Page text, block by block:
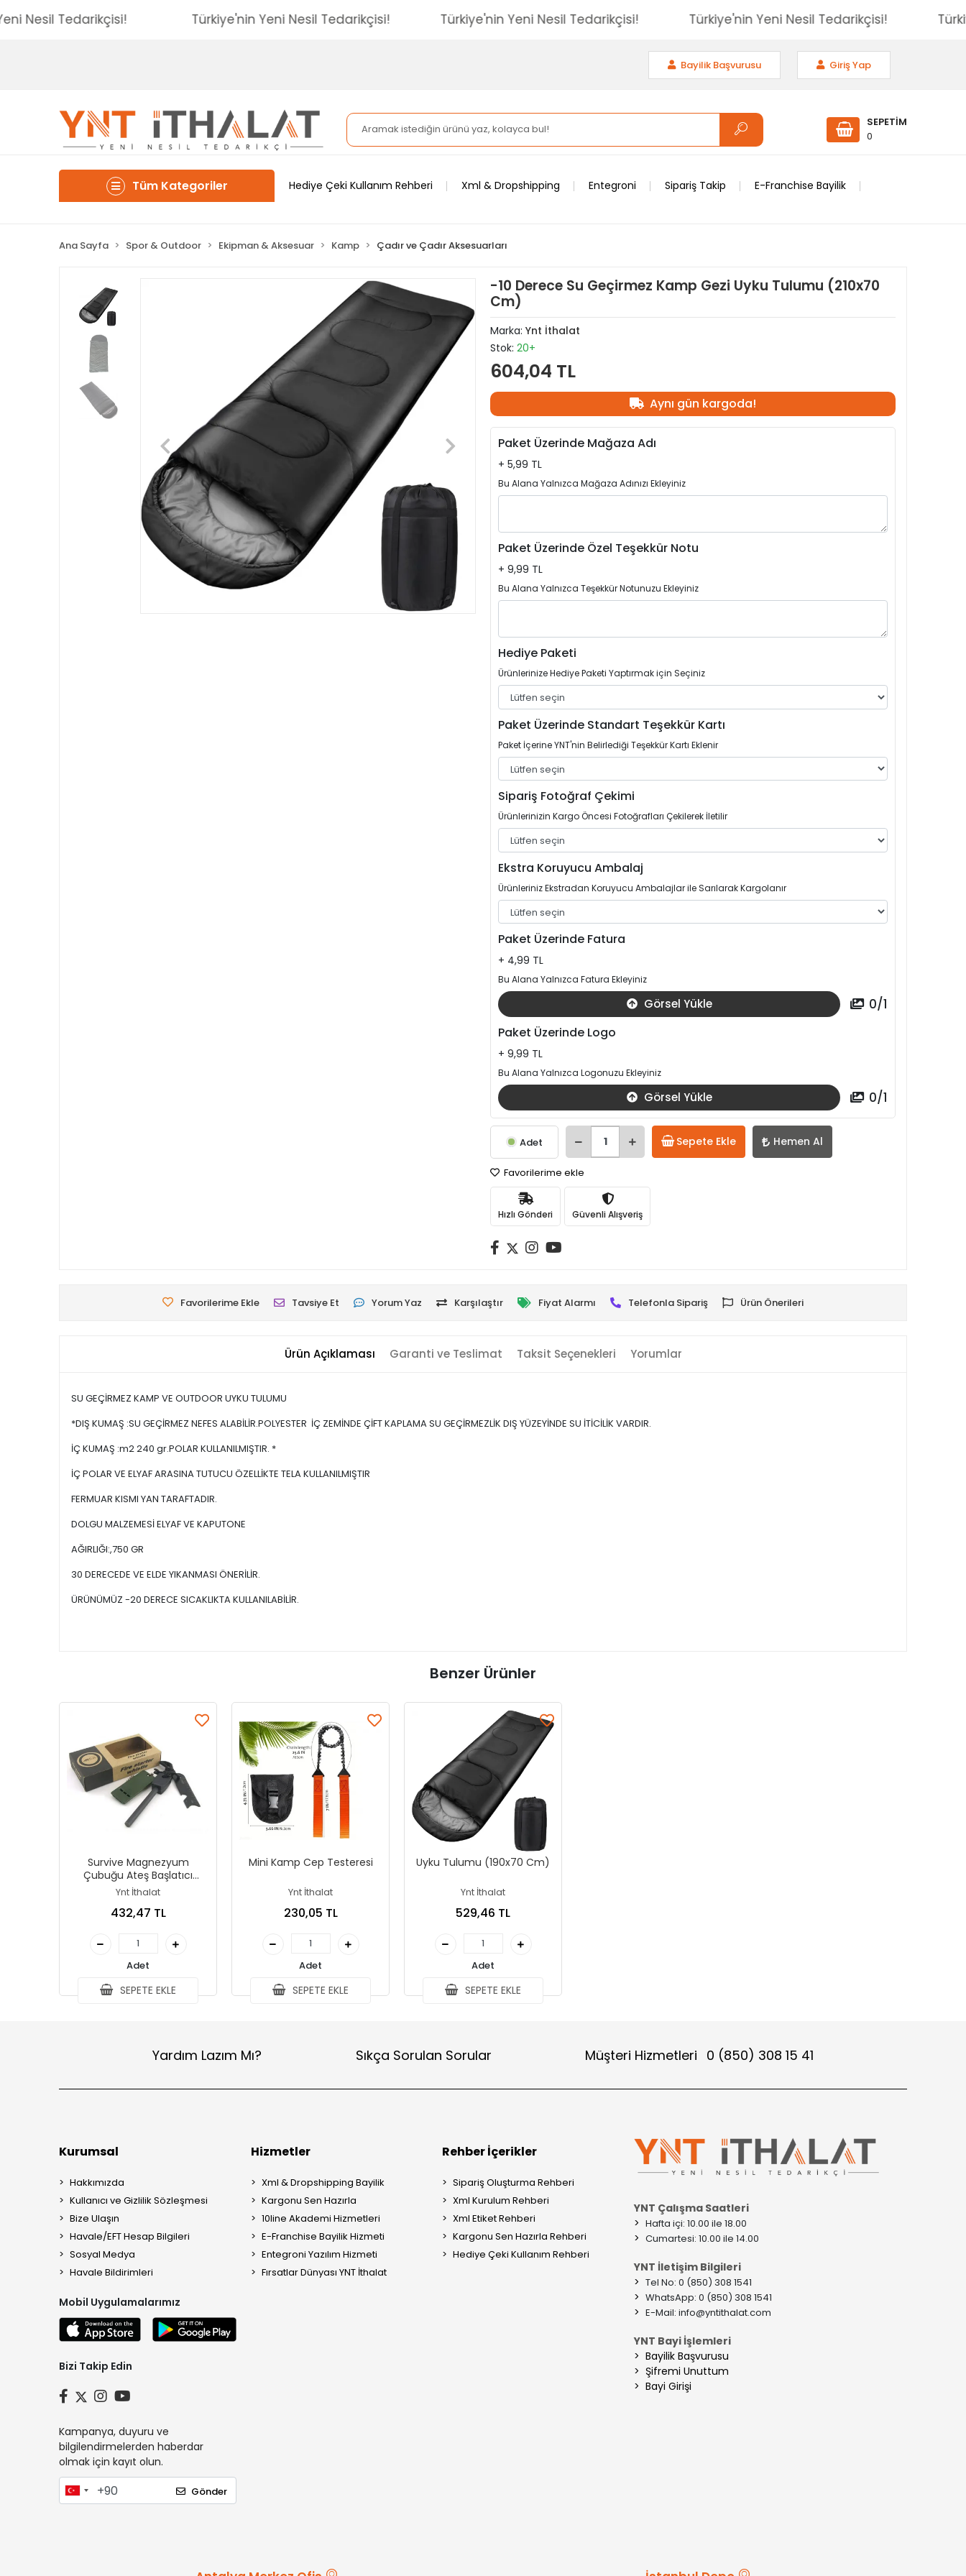
Yeni Nesil Tedarikçisi! Türkiye'nin Yeni Nesil Tedarikçisi! Türkiye'nin Yeni Nesil Tedarikçisi! Türkiye'nin Yeni Nesil Tedarikçisi!
Giriş Yap
Bayilik Başvurusu
SEPETİM
0
Tüm Kategoriler Hediye Çeki Kullanım Rehberi Xml & Dropshipping Entegroni Sipariş Takip E-Franchise Bayilik
Ana Sayfa Spor & Outdoor Ekipman & Aksesuar Kamp Çadır ve Çadır Aksesuarları
-10 Derece Su Geçirmez Kamp Gezi Uyku Tulumu (210x70
Cm)
Marka: Ynt İthalat
Stok: 20+
604,04 TL
Aynı gün kargoda!
Paket Üzerinde Mağaza Adı
+ 5,99 TL
Bu Alana Yalnızca Mağaza Adınızı Ekleyiniz
Paket Üzerinde Özel Teşekkür Notu
+ 9,99 TL
Bu Alana Yalnızca Teşekkür Notunuzu Ekleyiniz
Hediye Paketi
Ürünlerinize Hediye Paketi Yaptırmak için Seçiniz
Paket Üzerinde Standart Teşekkür Kartı
Paket İçerine YNT'nin Belirlediği Teşekkür Kartı Eklenir
Sipariş Fotoğraf Çekimi
Ürünlerinizin Kargo Öncesi Fotoğrafları Çekilerek İletilir
Ekstra Koruyucu Ambalaj
Ürünleriniz Ekstradan Koruyucu Ambalajlar ile Sarılarak Kargolanır
Paket Üzerinde Fatura
+ 4,99 TL
Bu Alana Yalnızca Fatura Ekleyiniz
Görsel Yükle 0/1
Paket Üzerinde Logo
+ 9,99 TL
Bu Alana Yalnızca Logonuzu Ekleyiniz
Görsel Yükle 0/1
Adet Sepete Ekle Hemen Al
Favorilerime ekle
Hızlı Gönderi Güvenli Alışveriş
Favorilerime Ekle Tavsiye Et Yorum Yaz Karşılaştır Fiyat Alarmı Telefonla Sipariş Ürün Önerileri
Ürün Açıklaması Garanti ve Teslimat Taksit Seçenekleri Yorumlar
SU GEÇİRMEZ KAMP VE OUTDOOR UYKU TULUMU
*DIŞ KUMAŞ :SU GEÇİRMEZ NEFES ALABİLİR.POLYESTER İÇ ZEMİNDE ÇİFT KAPLAMA SU GEÇİRMEZLİK DIŞ YÜZEYİNDE SU İTİCİLİK VARDIR.
İÇ KUMAŞ :m2 240 gr.POLAR KULLANILMIŞTIR. *
İÇ POLAR VE ELYAF ARASINA TUTUCU ÖZELLİKTE TELA KULLANILMIŞTIR
FERMUAR KISMI YAN TARAFTADIR.
DOLGU MALZEMESİ ELYAF VE KAPUTONE
AĞIRLIĞI:,750 GR
30 DERECEDE VE ELDE YIKANMASI ÖNERİLİR.
ÜRÜNÜMÜZ -20 DERECE SICAKLIKTA KULLANILABİLİR.
Benzer Ürünler
Survive Magnezyum
Çubuğu Ateş Başlatıcı
Çakmak Taşı
Ynt İthalat
432,47 TL
Adet
SEPETE EKLE
Mini Kamp Cep Testeresi
Ynt İthalat
230,05 TL
Adet
SEPETE EKLE
Uyku Tulumu (190x70 Cm)
Ynt İthalat
529,46 TL
Adet
SEPETE EKLE
Yardım Lazım Mı? Sıkça Sorulan Sorular Müşteri Hizmetleri 0 (850) 308 15 41
Kurumsal
Hakkımızda
Kullanıcı ve Gizlilik Sözleşmesi
Bize Ulaşın
Havale/EFT Hesap Bilgileri
Sosyal Medya
Havale Bildirimleri
Mobil Uygulamalarımız
Bizi Takip Edin
Kampanya, duyuru ve
bilgilendirmelerden haberdar
olmak için kayıt olun.
Gönder
Hizmetler
Xml & Dropshipping Bayilik
Kargonu Sen Hazırla
10line Akademi Hizmetleri
E-Franchise Bayilik Hizmeti
Entegroni Yazılım Hizmeti
Fırsatlar Dünyası YNT İthalat
Rehber İçerikler
Sipariş Oluşturma Rehberi
Xml Kurulum Rehberi
Xml Etiket Rehberi
Kargonu Sen Hazırla Rehberi
Hediye Çeki Kullanım Rehberi
YNT Çalışma Saatleri
> Hafta içi: 10.00 ile 18.00
> Cumartesi: 10.00 ile 14.00
YNT İletişim Bilgileri
> Tel No: 0 (850) 308 1541
> WhatsApp: 0 (850) 308 1541
> E-Mail: info@yntithalat.com
YNT Bayi İşlemleri
> Bayilik Başvurusu
> Şifremi Unuttum
> Bayi Girişi